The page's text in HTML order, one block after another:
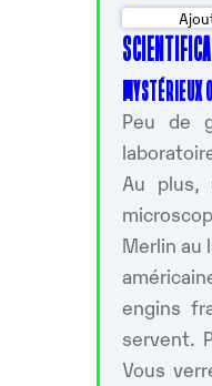
SCIENTIFICA
MYSTÉRIEUX
Peu de
Au plus,
Merlin au
engins
servent.
Vous